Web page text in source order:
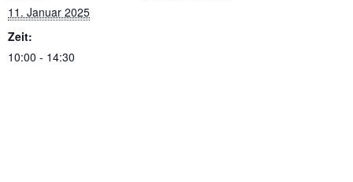
11. Januar 2025
Zeit:
10:00 - 14:30